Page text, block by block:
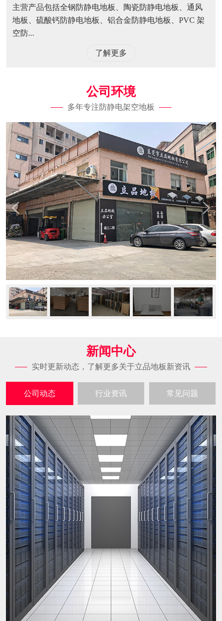
主营产品包括全钢防静电地板、陶瓷防静电地板、通风
地板、硫酸钙防静电地板、铝合金防静电地板、PVC 架
空防...
了解更多
公司环境
多年专注防静电架空地板
新闻中心
实时更新动态，了解更多关于立品地板新资讯
公司动态 行业资讯 常见问题